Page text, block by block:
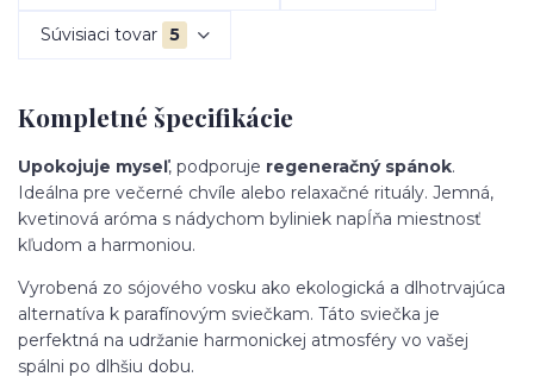
Súvisiaci tovar 5
Kompletné špecifikácie
Upokojuje myseľ, podporuje regeneračný spánok.
Ideálna pre večerné chvíle alebo relaxačné rituály. Jemná,
kvetinová aróma s nádychom byliniek napĺňa miestnosť
kľudom a harmoniou.
Vyrobená zo sójového vosku ako ekologická a dlhotrvajúca
alternatíva k parafínovým sviečkam. Táto sviečka je
perfektná na udržanie harmonickej atmosféry vo vašej
spálni po dlhšiu dobu.